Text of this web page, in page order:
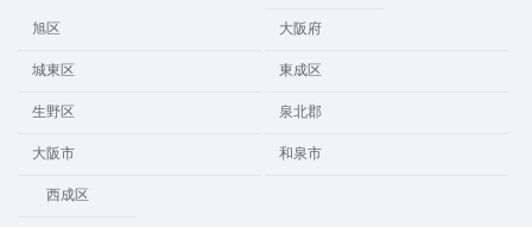
旭区 大阪府
城東区 東成区
生野区 泉北郡
大阪市
西成区
和泉市